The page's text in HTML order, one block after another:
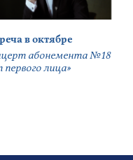
в октябре
абонемента №18
первого лица»